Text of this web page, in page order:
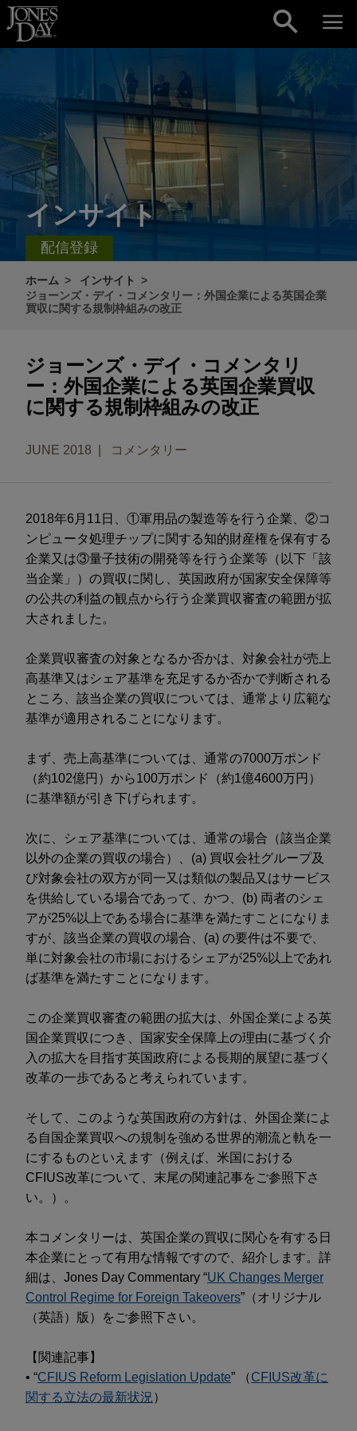
Skip to content
インサイト
配信登録
ホーム
インサイト
ジョーンズ・デイ・コメンタリー：外国企業による英国企業
買収に関する規制枠組みの改正
ジョーンズ・デイ・コメンタリ
ー：外国企業による英国企業買収
に関する規制枠組みの改正
JUNE 2018 コメンタリー
2018年6月11日、①軍用品の製造等を行う企業、②コ
ンピュータ処理チップに関する知的財産権を保有する
企業又は③量子技術の開発等を行う企業等（以下「該
当企業」）の買収に関し、英国政府が国家安全保障等
の公共の利益の観点から行う企業買収審査の範囲が拡
大されました。
企業買収審査の対象となるか否かは、対象会社が売上
高基準又はシェア基準を充足するか否かで判断される
ところ、該当企業の買収については、通常より広範な
基準が適用されることになります。
まず、売上高基準については、通常の7000万ポンド
（約102億円）から100万ポンド（約1億4600万円）
に基準額が引き下げられます。
次に、シェア基準については、通常の場合（該当企業
以外の企業の買収の場合）、(a) 買収会社グループ及
び対象会社の双方が同一又は類似の製品又はサービス
を供給している場合であって、かつ、(b) 両者のシェ
アが25%以上である場合に基準を満たすことになりま
すが、該当企業の買収の場合、(a) の要件は不要で、
単に対象会社の市場におけるシェアが25%以上であれ
ば基準を満たすことになります。
この企業買収審査の範囲の拡大は、外国企業による英
国企業買収につき、国家安全保障上の理由に基づく介
入の拡大を目指す英国政府による長期的展望に基づく
改革の一歩であると考えられています。
そして、このような英国政府の方針は、外国企業によ
る自国企業買収への規制を強める世界的潮流と軌を一
にするものといえます（例えば、米国における
CFIUS改革について、末尾の関連記事をご参照下さ
い。）。
本コメンタリーは、英国企業の買収に関心を有する日
本企業にとって有用な情報ですので、紹介します。詳
細は、Jones Day Commentary “UK Changes Merger
Control Regime for Foreign Takeovers”（オリジナル
（英語）版）をご参照下さい。
【関連記事】
• “CFIUS Reform Legislation Update” （CFIUS改革に
関する立法の最新状況 ）